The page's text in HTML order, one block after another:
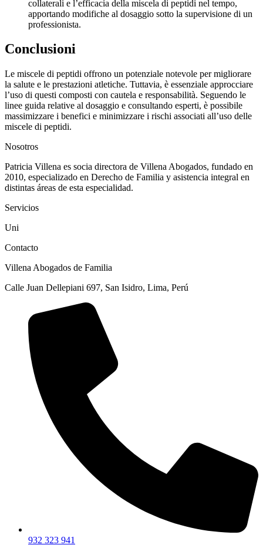
collaterali e l’efficacia della miscela di peptidi nel tempo,
apportando modifiche al dosaggio sotto la supervisione di un
professionista.
Conclusioni
Le miscele di peptidi offrono un potenziale notevole per migliorare
la salute e le prestazioni atletiche. Tuttavia, è essenziale approcciare
l’uso di questi composti con cautela e responsabilità. Seguendo le
linee guida relative al dosaggio e consultando esperti, è possibile
massimizzare i benefici e minimizzare i rischi associati all’uso delle
miscele di peptidi.
Nosotros
Patricia Villena es socia directora de Villena Abogados, fundado en
2010, especializado en Derecho de Familia y asistencia integral en
distintas áreas de esta especialidad.
Servicios
Uni
Contacto
Villena Abogados de Familia
Calle Juan Dellepiani 697, San Isidro, Lima, Perú
932 323 941